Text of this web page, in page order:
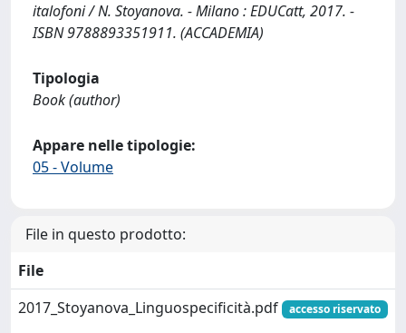
italofoni / N. Stoyanova. - Milano : EDUCatt, 2017. -
ISBN 9788893351911. (ACCADEMIA)
Tipologia
Book (author)
Appare nelle tipologie:
05 - Volume
File in questo prodotto:
File
2017_Stoyanova_Linguospecificità.pdf
accesso riservato